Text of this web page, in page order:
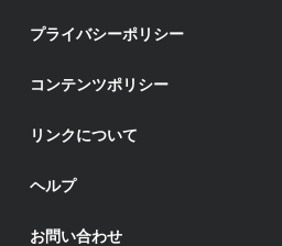
プライバシーポリシー
コンテンツポリシー
リンクについて
ヘルプ
お問い合わせ